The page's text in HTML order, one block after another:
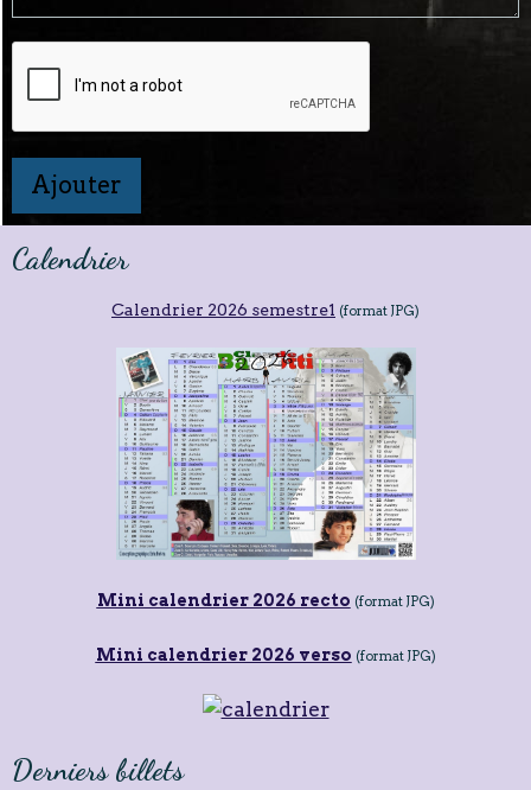
Ajouter
Calendrier
Calendrier 2026 semestre1 (format JPG)
Mini calendrier 2026 recto (format JPG)
Mini calendrier 2026 verso (format JPG)
Derniers billets